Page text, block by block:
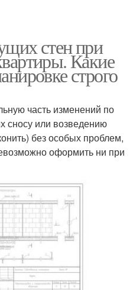
стен при
Какие
строго
часть изменений по
сносу или возведению
без особых проблем,
оформить ни при